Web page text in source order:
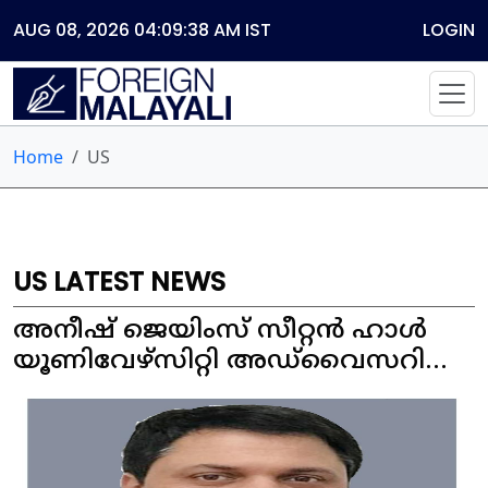
AUG 08, 2026 04:09:38 AM IST LOGIN
Home US
US LATEST NEWS
അനീഷ് ജെയിംസ് സീറ്റൻ ഹാൾ
യൂണിവേഴ്‌സിറ്റി അഡ്‌വൈസറി
കൗൺസിലിലേക്ക്
തിരഞ്ഞെടുക്കപ്പെട്ടു